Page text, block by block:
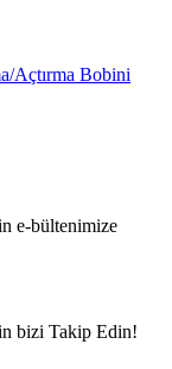
Açtırma Bobini
e-bültenimize
bizi Takip Edin!